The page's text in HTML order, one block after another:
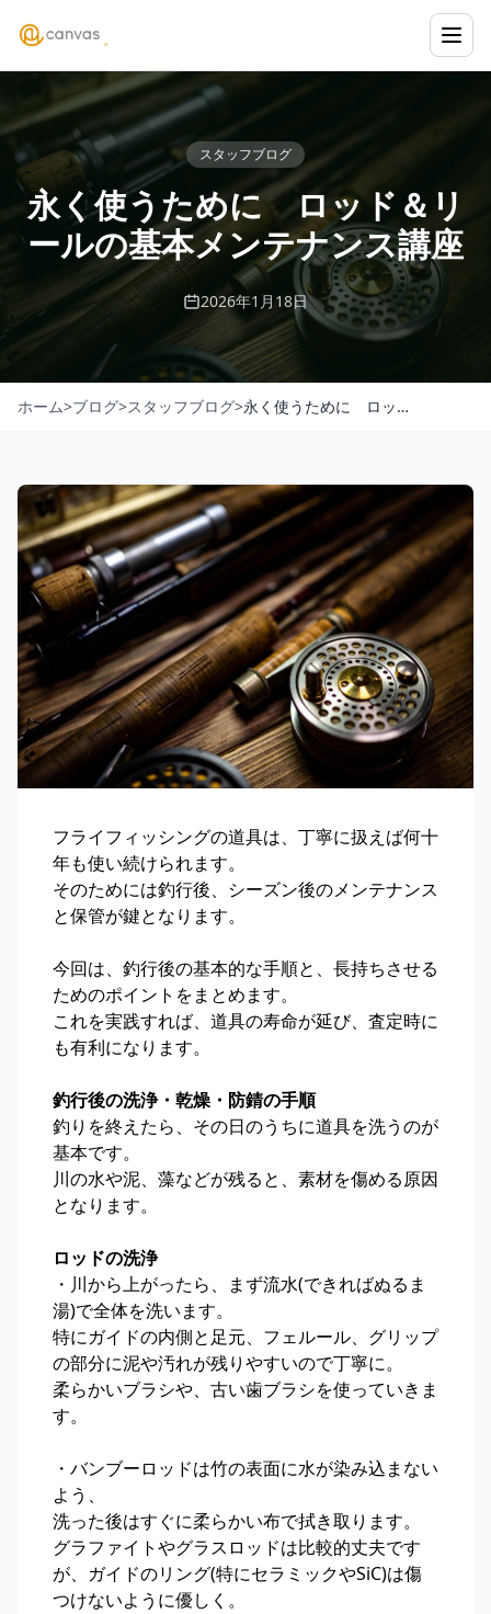
Canvas
スタッフブログ
永く使うために ロッド＆リ
ールの基本メンテナンス講座
2026年1月18日
ホーム>ブログ>スタッフブログ>永く使うために ロッ…
フライフィッシングの道具は、丁寧に扱えば何十
年も使い続けられます。
そのためには釣行後、シーズン後のメンテナンス
と保管が鍵となります。
今回は、釣行後の基本的な手順と、長持ちさせる
ためのポイントをまとめます。
これを実践すれば、道具の寿命が延び、査定時に
も有利になります。
釣行後の洗浄・乾燥・防錆の手順
釣りを終えたら、その日のうちに道具を洗うのが
基本です。
川の水や泥、藻などが残ると、素材を傷める原因
となります。
ロッドの洗浄
・川から上がったら、まず流水(できればぬるま
湯)で全体を洗います。
特にガイドの内側と足元、フェルール、グリップ
の部分に泥や汚れが残りやすいので丁寧に。
柔らかいブラシや、古い歯ブラシを使っていきま
す。
・バンブーロッドは竹の表面に水が染み込まない
よう、
洗った後はすぐに柔らかい布で拭き取ります。
グラファイトやグラスロッドは比較的丈夫です
が、ガイドのリング(特にセラミックやSiC)は傷
つけないように優しく。